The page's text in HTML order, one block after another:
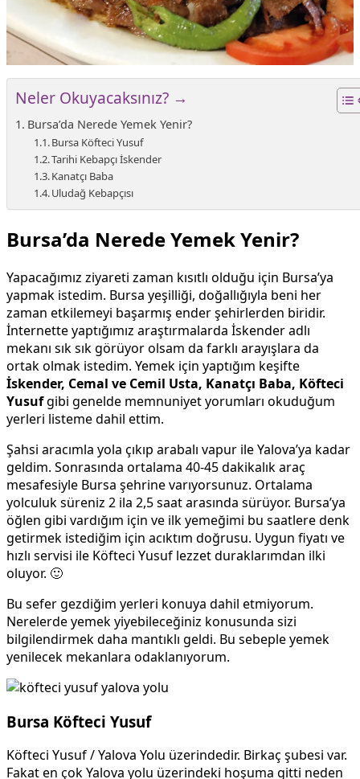
Neler Okuyacaksınız? →
Bursa’da Nerede Yemek Yenir?
Bursa Köfteci Yusuf
Tarihi Kebapçı İskender
Kanatçı Baba
Uludağ Kebapçısı
Bursa’da Nerede Yemek Yenir?
Yapacağımız ziyareti zaman kısıtlı olduğu için Bursa’ya
yapmak istedim. Bursa yeşilliği, doğallığıyla beni her
zaman etkilemeyi başarmış ender şehirlerden biridir.
İnternette yaptığımız araştırmalarda İskender adlı
mekanı sık sık görüyor olsam da farklı arayışlara da
ortak olmak istedim. Yemek için yaptığım keşifte
İskender, Cemal ve Cemil Usta, Kanatçı Baba, Köfteci
Yusufgibi genelde memnuniyet yorumları okuduğum
yerleri listeme dahil ettim.
Şahsi aracımla yola çıkıp arabalı vapur ile Yalova’ya kadar
geldim. Sonrasında ortalama 40-45 dakikalık araç
mesafesiyle Bursa şehrine varıyorsunuz. Ortalama
yolculuk süreniz 2 ila 2,5 saat arasında sürüyor. Bursa’ya
öğlen gibi vardığım için ve ilk yemeğimi bu saatlere denk
getirmek istediğim için acıktım doğrusu. Uygun fiyatı ve
hızlı servisi ile Köfteci Yusuf lezzet duraklarımdan ilki
oluyor. 🙂
Bu sefer gezdiğim yerleri konuya dahil etmiyorum.
Nerelerde yemek yiyebileceğiniz konusunda sizi
bilgilendirmek daha mantıklı geldi. Bu sebeple yemek
yenilecek mekanlara odaklanıyorum.
Bursa Köfteci Yusuf
Köfteci Yusuf / Yalova Yolu üzerindedir. Birkaç şubesi var.
Fakat en çok Yalova yolu üzerindeki hoşuma gitti neden